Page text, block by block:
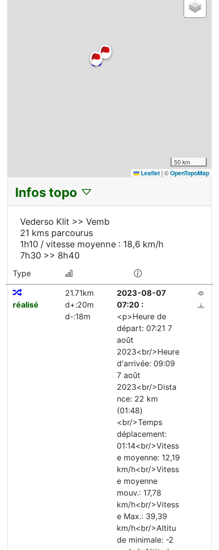
50 km
Leaflet | ©OpenTopoMap
Infos topo
Vederso Klit >> Vemb
21 kms parcourus
1h10 / vitesse moyenne : 18,6 km/h
7h30 >> 8h40
Type
réalisé
21.71km
d+:20m
d-:18m
2023-08-07
07:20 :
<p>Heure de
départ: 07:21 7
août
2023<br/>Heure
d'arrivée: 09:09
7 août
2023<br/>Dista
nce: 22 km
(01:48)
<br/>Temps
déplacement:
01:14<br/>Vitess
e moyenne: 12,19
km/h<br/>Vitess
e moyenne
mouv.: 17,78
km/h<br/>Vitess
e Max.: 39,39
km/h<br/>Altitu
de minimale: -2